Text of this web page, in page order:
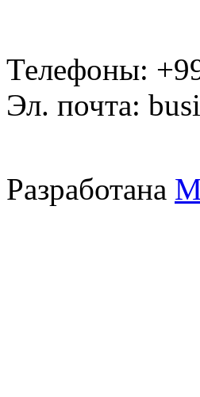
Телефоны:
Эл. почта:
Разработана